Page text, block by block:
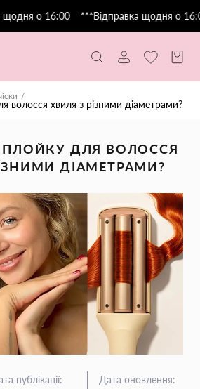
о 16:00 ***Відправка щодня о 16:00
волосся хвиля з різними діаметрами?
ПЛОЙКУ ДЛЯ ВОЛОССЯ
ДІАМЕТРАМИ?
публікації:
Дата оновлення: